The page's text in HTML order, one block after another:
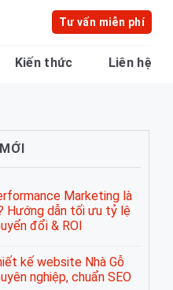
Tư vấn miễn phí
Kiến thức Liên hệ
Marketing là
Hướng dẫn tối ưu tỷ lệ
đổi & ROI
kế website Nhà Gỗ
nghiệp, chuẩn SEO